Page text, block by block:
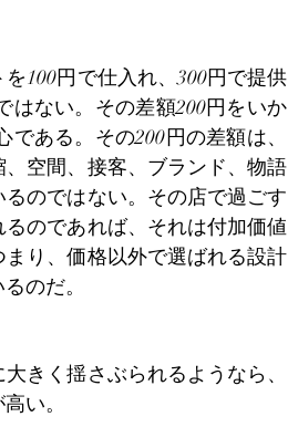
100円で仕入れ、300円で提供
はない。その差額200円をいか
ある。その200円の差額は、
空間、接客、ブランド、物語
のではない。その店で過ごす
のであれば、それは付加価値
り、価格以外で選ばれる設計
のだ。
きく揺さぶられるようなら、
い。